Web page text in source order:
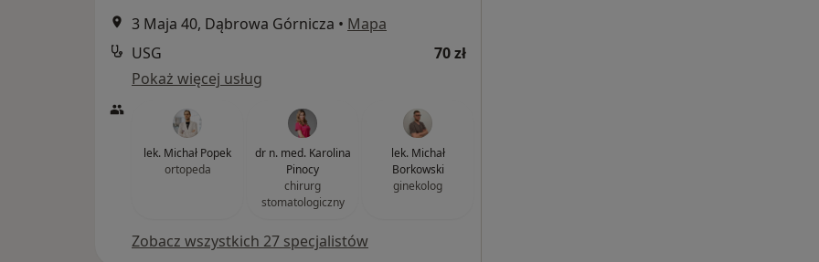
3 Maja 40, Dąbrowa Górnicza • Mapa
USG
70 zł
Pokaż więcej usług
lek. Michał Popek
ortopeda
dr n. med. Karolina
Pinocy
chirurg
stomatologiczny
lek. Michał
Borkowski
ginekolog
Zobacz wszystkich 27 specjalistów